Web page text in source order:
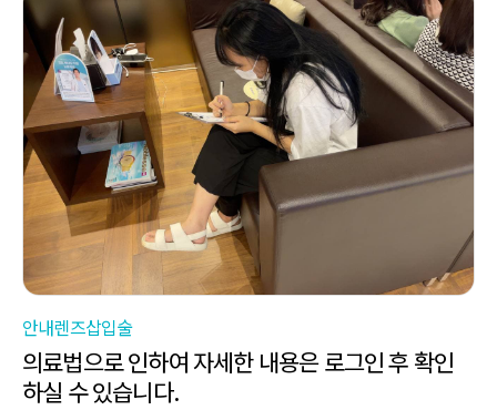
안내렌즈삽입술
의료법으로 인하여 자세한 내용은 로그인 후 확인
하실 수 있습니다.